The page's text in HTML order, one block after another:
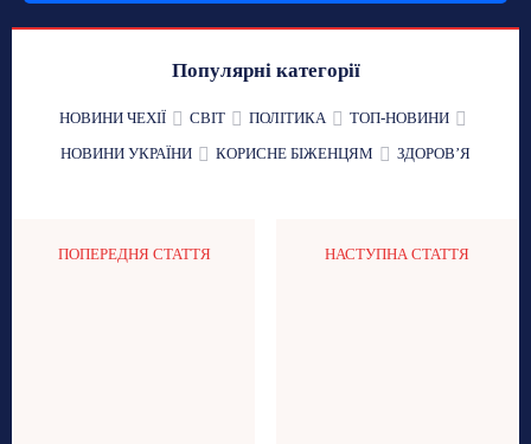
Популярні категорії
НОВИНИ ЧЕХІЇ СВІТ ПОЛІТИКА
ТОП-НОВИНИ
НОВИНИ УКРАЇНИ
КОРИСНЕ БІЖЕНЦЯМ ЗДОРОВʼЯ
ПОПЕРЕДНЯ СТАТТЯ НАСТУПНА СТАТТЯ